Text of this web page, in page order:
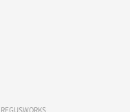
REGUSWORKS